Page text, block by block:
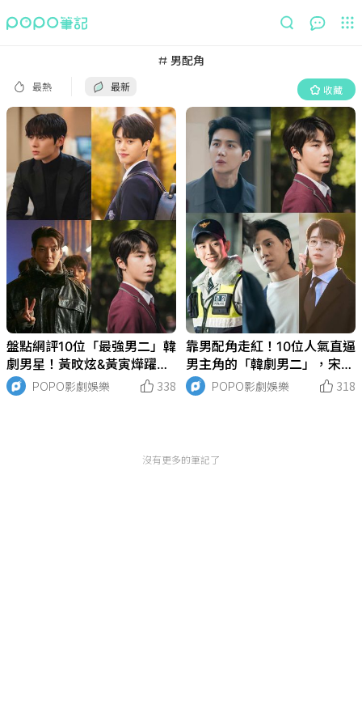
男配角
最熱 最新 收藏
收藏
盤點網評10位「最強男二」韓
劇男星！黃旼炫&黃寅燁躍升
男主角，人氣狠超男一的男配
是這位！
POPO影劇娛樂 338
靠男配角走紅！10位人氣直逼
男主角的「韓劇男二」，宋江
、丁海寅、金宣虎躍升男主
角，最受歡迎的男二是這位男
POPO影劇娛樂 318
沒有更多的筆記了